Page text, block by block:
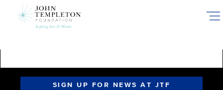
SIGN UP FOR NEWS AT JTF